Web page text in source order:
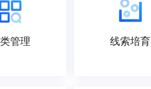
管理 线索培育